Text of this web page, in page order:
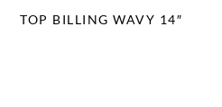
TOP BILLING WAVY 14″